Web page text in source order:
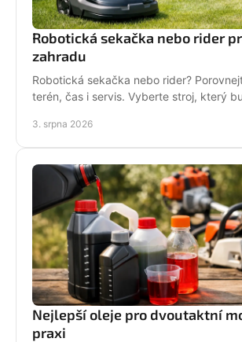
Robotická sekačka nebo rider
zahradu
Robotická sekačka nebo rider?
terén, čas i servis. Vyberte stroj, který
sezónu.
3. srpna 2026
Nejlepší oleje pro dvoutaktní
praxi